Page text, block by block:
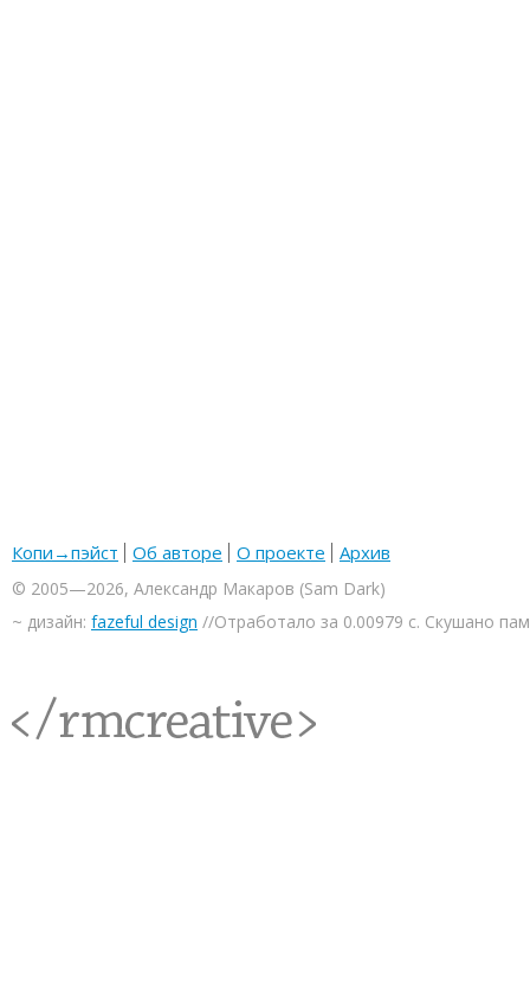
Копи→пэйст Об авторе О проекте Архив
© 2005—2026, Александр Макаров (Sam Dark)
~ дизайн: fazeful design //Отработало за 0.00979 с. Скушано
<rmcreative/>